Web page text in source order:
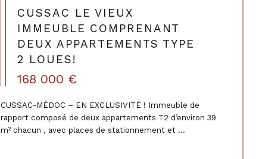
CUSSAC LE VIEUX
IMMEUBLE COMPRENANT
DEUX APPARTEMENTS TYPE
2 LOUES!
168 000 €
CUSSAC-MÉDOC – EN EXCLUSIVITÉ ! Immeuble de
rapport composé de deux appartements T2 d’environ 39
m² chacun , avec places de stationnement et ...